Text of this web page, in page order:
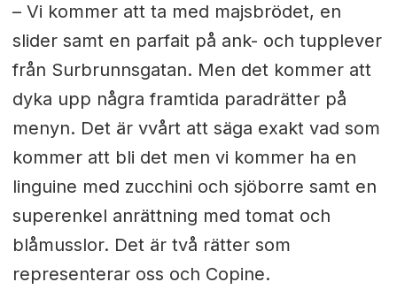
– Vi kommer att ta med majsbrödet, en
slider samt en parfait på ank- och tupplever
från Surbrunnsgatan. Men det kommer att
dyka upp några framtida paradrätter på
menyn. Det är vvårt att säga exakt vad som
kommer att bli det men vi kommer ha en
linguine med zucchini och sjöborre samt en
superenkel anrättning med tomat och
blåmusslor. Det är två rätter som
representerar oss och Copine.